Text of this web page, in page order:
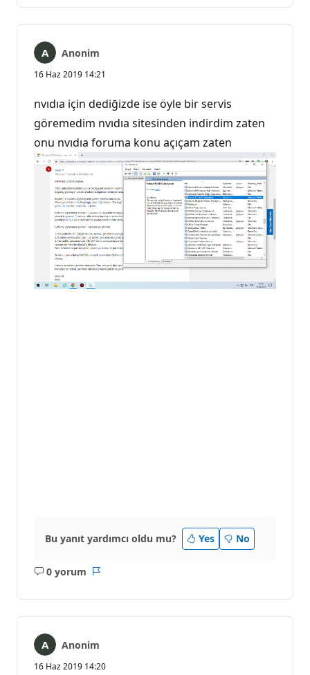
Anonim
16 Haz 2019 14:21
nvıdıa için dediğizde ise öyle bir servis
göremedim nvıdıa sitesinden indirdim zaten
onu nvıdıa foruma konu açıçam zaten
Bu yanıt yardımcı oldu mu? Yes No
0 yorum
Açıklama
Anonim
16 Haz 2019 14:20